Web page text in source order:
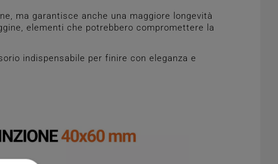
ma garantisce anche una maggiore longevità
elementi che potrebbero compromettere la
indispensabile per finire con eleganza e